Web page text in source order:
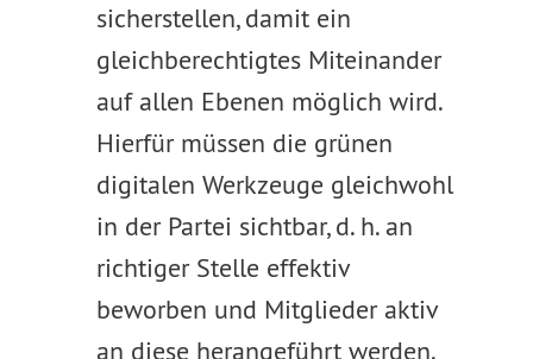
sicherstellen, damit ein
gleichberechtigtes Miteinander
auf allen Ebenen möglich wird.
Hierfür müssen die grünen
digitalen Werkzeuge gleichwohl
in der Partei sichtbar, d. h. an
richtiger Stelle effektiv
beworben und Mitglieder aktiv
an diese herangeführt werden.